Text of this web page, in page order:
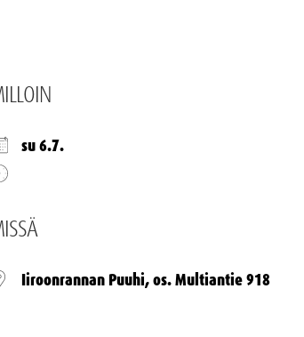
su 6.7.
Iiroonrannan Puuhi, os. Multiantie 918